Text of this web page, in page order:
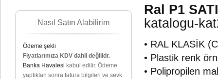
Nasıl Satın Alabilirim
Ödeme şekli
Fiyatlarımıza KDV dahil değilidr.
Banka Havalesi kabul edilir. Ödeme
yaptıktan sonra fatura bilgileri ve sevk
Ral P1
katalogu-
• RAL KLASİK
• Plastik renk
• Polipropilen